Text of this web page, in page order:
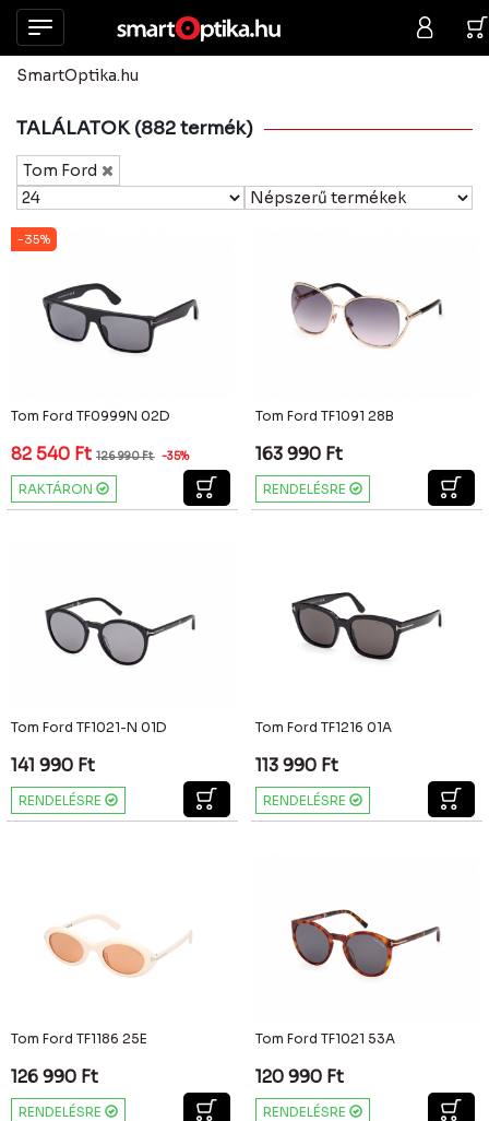
SmartOptika.hu
TALÁLATOK (882 termék)
Tom Ford
-35%
Tom Ford TF0999N 02D
82 540 Ft 126 990Ft -35%
RAKTÁRON
Tom Ford TF1091 28B
163 990 Ft
RENDELÉSRE
Tom Ford TF1021-N 01D
141 990 Ft
RENDELÉSRE
Tom Ford TF1216 01A
113 990 Ft
RENDELÉSRE
Tom Ford TF1186 25E
126 990 Ft
RENDELÉSRE
Tom Ford TF1021 53A
120 990 Ft
RENDELÉSRE